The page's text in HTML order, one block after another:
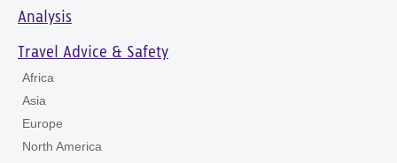
Analysis
Travel Advice & Safety
Africa
Asia
Europe
North America